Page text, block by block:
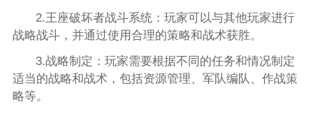
2.王座破坏者战斗系统：玩家可以与其他玩家进行
战略战斗，并通过使用合理的策略和战术获胜。
3.战略制定：玩家需要根据不同的任务和情况制定
适当的战略和战术，包括资源管理、军队编队、作战策
略等。